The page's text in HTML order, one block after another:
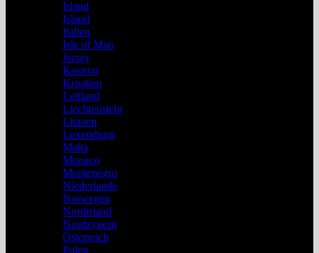
Irland
Island
Italien
Isle of Man
Jersey
Kosovo
Kroatien
Lettland
Liechtenstein
Litauen
Luxemburg
Malta
Monaco
Montenegro
Niederlande
Norwegen
Nordirland
Nordzypern
Österreich
Polen